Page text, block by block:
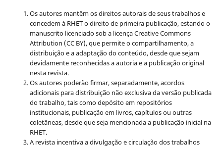
Os autores mantêm os direitos autorais de seus trabalhos e
concedem à RHET o direito de primeira publicação, estando o
manuscrito licenciado sob a licençaCreative Commons
Attribution (CC BY), que permite o compartilhamento, a
distribuição e a adaptação do conteúdo, desde que sejam
devidamente reconhecidas a autoria e a publicação original
nesta revista.
Os autores poderão firmar, separadamente, acordos
adicionais para distribuição não exclusiva da versão publicada
do trabalho, tais como depósito em repositórios
institucionais, publicação em livros, capítulos ou outras
coletâneas, desde que seja mencionada a publicação inicial na
RHET.
A revista incentiva a divulgação e circulação dos trabalhos